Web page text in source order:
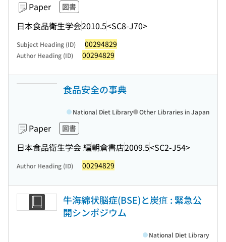
Paper 図書
日本食品衛生学会2010.5<SC8-J70>
Subject Heading (ID) 00294829
Author Heading (ID) 00294829
食品安全の事典
Paper 図書
日本食品衛生学会 編朝倉書店2009.5<SC2-J54>
National Diet Library Other Libraries in Japan
Author Heading (ID) 00294829
牛海綿状脳症(BSE)と炭疽 : 緊急公
開シンポジウム
National Diet Library